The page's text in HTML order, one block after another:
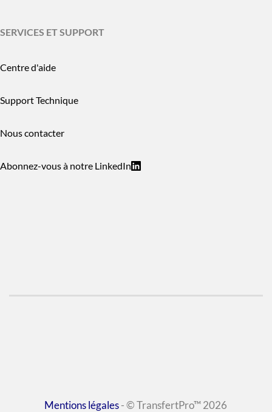
SERVICES ET SUPPORT
Centre d'aide
Support Technique
Nous contacter
Abonnez-vous à notre LinkedIn
Mentions légales- © TransfertPro™ 2026